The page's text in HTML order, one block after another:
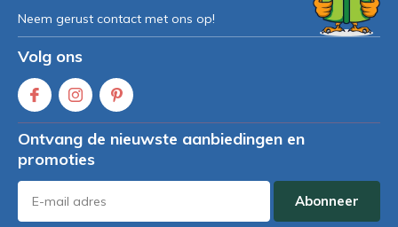
Neem gerust contact met ons op!
Volg ons
Ontvang de nieuwste aanbiedingen en
promoties
Abonneer